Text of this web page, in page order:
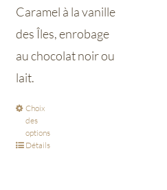
Caramel à la vanille
des Îles, enrobage
au chocolat noir ou
lait.
Choix
des
options
Détails